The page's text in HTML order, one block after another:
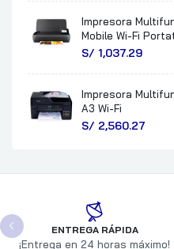
Impresora
Mobile Wi-Fi
S/ 1,037.29
Impresora
A3 Wi-Fi
S/ 2,560.27
ENTREGA RÁPIDA
¡Entrega en 24 horas máximo!